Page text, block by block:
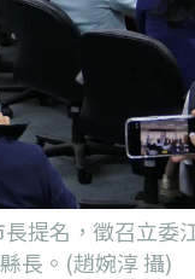
提名，徵召立委
長。(趙婉淳 攝)